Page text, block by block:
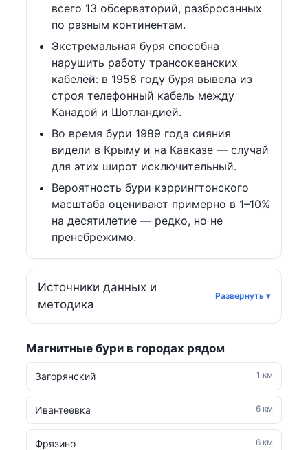
всего 13 обсерваторий, разбросанных
по разным континентам.
Экстремальная буря способна
нарушить работу трансокеанских
кабелей: в 1958 году буря вывела из
строя телефонный кабель между
Канадой и Шотландией.
Во время бури 1989 года сияния
видели в Крыму и на Кавказе — случай
для этих широт исключительный.
Вероятность бури кэррингтонского
масштаба оценивают примерно в 1–10%
на десятилетие — редко, но не
пренебрежимо.
Источники данных и
методика
Магнитные бури в городах рядом
Загорянский 1 км
Ивантеевка 6 км
Фрязино 6 км